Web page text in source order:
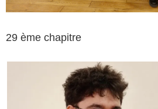
29 ème chapitre